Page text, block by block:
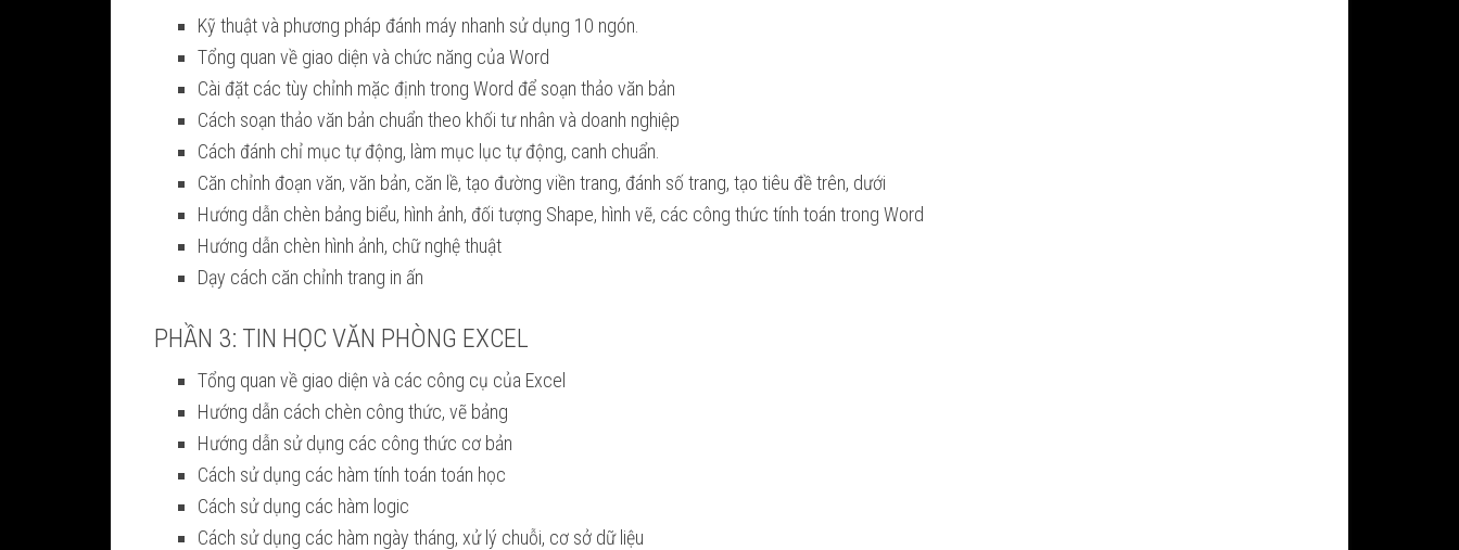
Kỹ thuật và phương pháp đánh máy nhanh sử dụng 10 ngón.
Tổng quan về giao diện và chức năng của Word
Cài đặt các tùy chỉnh mặc định trong Word để soạn thảo văn bản
Cách soạn thảo văn bản chuẩn theo khối tư nhân và doanh nghiệp
Cách đánh chỉ mục tự động, làm mục lục tự động, canh chuẩn.
Căn chỉnh đoạn văn, văn bản, căn lề, tạo đường viền trang, đánh số trang, tạo tiêu đề trên, dưới
Hướng dẫn chèn bảng biểu, hình ảnh, đối tượng Shape, hình vẽ, các công thức tính toán trong Word
Hướng dẫn chèn hình ảnh, chữ nghệ thuật
Dạy cách căn chỉnh trang in ấn
PHẦN 3: TIN HỌC VĂN PHÒNG EXCEL
Tổng quan về giao diện và các công cụ của Excel
Hướng dẫn cách chèn công thức, vẽ bảng
Hướng dẫn sử dụng các công thức cơ bản
Cách sử dụng các hàm tính toán toán học
Cách sử dụng các hàm logic
Cách sử dụng các hàm ngày tháng, xử lý chuỗi, cơ sở dữ liệu